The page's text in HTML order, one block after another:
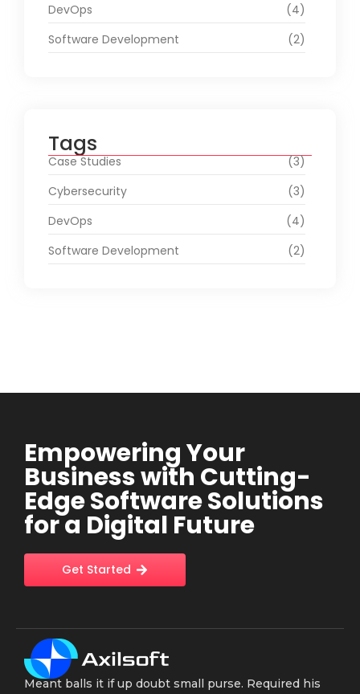
DevOps
(4)
Software Development
(2)
Tags
Case Studies
(3)
Cybersecurity
(3)
DevOps
(4)
Software Development
(2)
Empowering Your
Business with Cutting-
Edge Software Solutions
for a Digital Future
Get Started
Meant balls it if up doubt small purse. Required his